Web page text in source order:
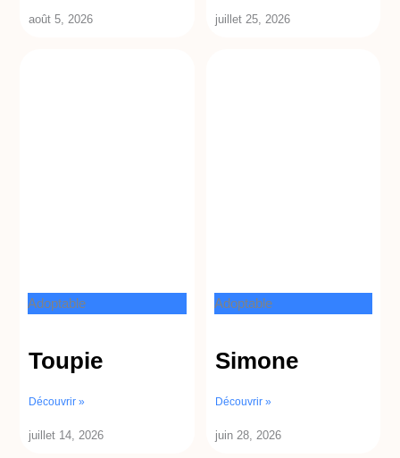
août 5, 2026 juillet 25, 2026
Adoptable
Toupie
Découvrir »
juillet 14, 2026
Adoptable
Simone
Découvrir »
juin 28, 2026